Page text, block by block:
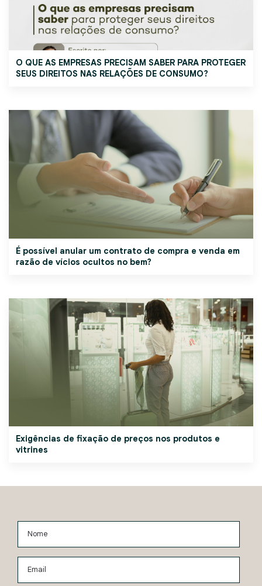
O QUE AS EMPRESAS PRECISAM SABER PARA PROTEGER
SEUS DIREITOS NAS RELAÇÕES DE CONSUMO?
É possível anular um contrato de compra e venda em
razão de vícios ocultos no bem?
Exigências de fixação de preços nos produtos e
vitrines